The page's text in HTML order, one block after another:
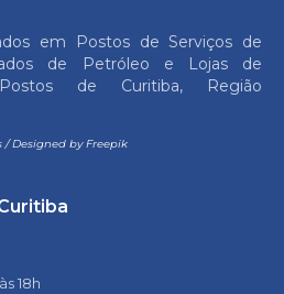
em Postos de Serviços de
de Petróleo e Lojas de
de Curitiba, Região
/Designed by Freepik
18h